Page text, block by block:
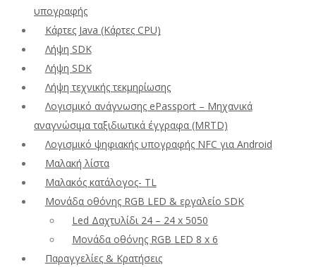
υπογραφής
Κάρτες Java (Κάρτες CPU)
Λήψη SDK
Λήψη SDK
Λήψη τεχνικής τεκμηρίωσης
Λογισμικό ανάγνωσης ePassport – Μηχανικά
αναγνώσιμα ταξιδιωτικά έγγραφα (MRTD)
Λογισμικό ψηφιακής υπογραφής NFC για Android
Μαλακή λίστα
Μαλακός κατάλογος- TL
Μονάδα οθόνης RGB LED & εργαλείο SDK
Led Δαχτυλίδι 24 – 24 x 5050
Μονάδα οθόνης RGB LED 8 x 6
Παραγγελίες & Κρατήσεις